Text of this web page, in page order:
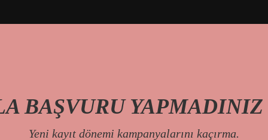
BAŞVURU
Yeni kayıt dönemi kampanyalarını kaçırma.